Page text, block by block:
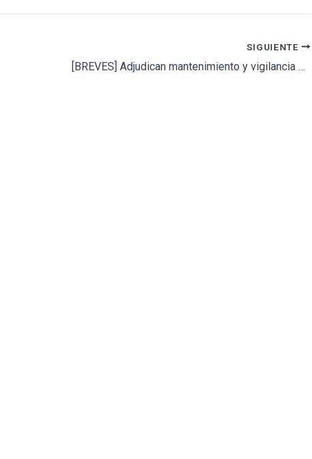
SIGUIENTE
[BREVES] Adjudican mantenimiento y vigilancia de cementerio // Asfaltarán la entrada del camposanto